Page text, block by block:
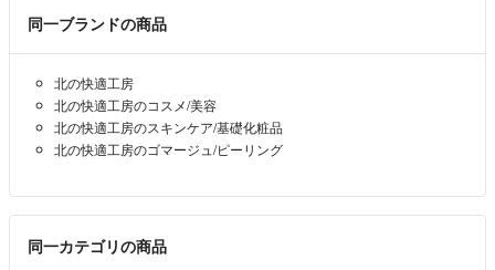
同一ブランドの商品
北の快適工房
北の快適工房のコスメ/美容
北の快適工房のスキンケア/基礎化粧品
北の快適工房のゴマージュ/ピーリング
同一カテゴリの商品